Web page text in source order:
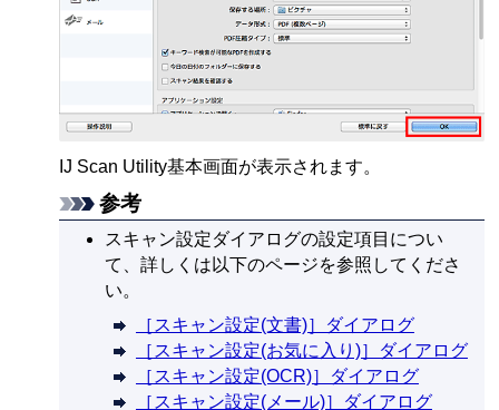
IJ Scan Utility基本画面が表示されます。
参考
スキャン設定ダイアログの設定項目につい
て、詳しくは以下のページを参照してくださ
い。
［ スキャン設定(文書)］ダイアログ
［ スキャン設定(お気に入り)］ダイアログ
［ スキャン設定(OCR)］ダイアログ
［ スキャン設定(メール)］ダイアログ